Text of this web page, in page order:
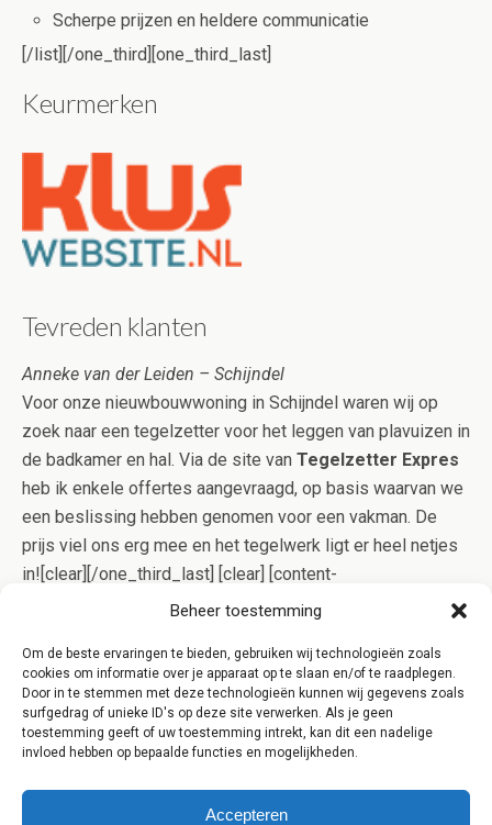
Beheer toestemming
Om de beste ervaringen te bieden, gebruiken wij technologieën zoals
cookies om informatie over je apparaat op te slaan en/of te raadplegen.
Door in te stemmen met deze technologieën kunnen wij gegevens zoals
surfgedrag of unieke ID's op deze site verwerken. Als je geen
toestemming geeft of uw toestemming intrekt, kan dit een nadelige
invloed hebben op bepaalde functies en mogelijkheden.
Accepteren
Scherpe prijzen en heldere communicatie
[/list][/one_third][one_third_last]
Keurmerken
Tevreden klanten
Anneke van der Leiden – Schijndel
Voor onze nieuwbouwwoning in Schijndel waren wij op
zoek naar een tegelzetter voor het leggen van plavuizen in
de badkamer en hal. Via de site van Tegelzetter Expres
heb ik enkele offertes aangevraagd, op basis waarvan we
een beslissing hebben genomen voor een vakman. De
prijs viel ons erg mee en het tegelwerk ligt er heel netjes
in![clear][/one_third_last] [clear] [content-
highlight]Betegelen is specialistisch werk. Onze
goed tegelwerk niet per definitie duur hoeft te zijn. Dit
bewijzen wij u graag, vraag daarom eens een offerte aan
voor een opgave op maat![/content-highlight]